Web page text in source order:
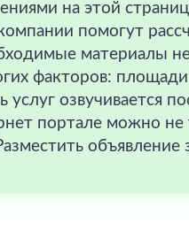
на этой
помогут
материалы
факторов:
озвучивается
портале можно не
объявление